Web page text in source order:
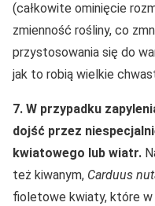
(całkowite ominięcie
zmienność rośliny, co
przystosowania się do
jak to robią wielkie
7. W przypadku
dojść przez
kwiatowego lub wiatr.
też kiwanym, Carduus
fioletowe kwiaty, które w